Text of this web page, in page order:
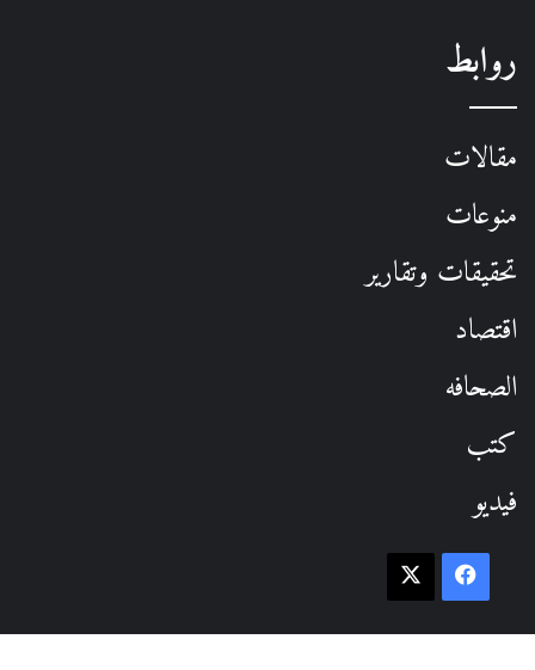
روابط
مقالات
منوعات
تحقيقات وتقارير
اقتصاد
الصحافه
كتب
فيديو
فيسبوك